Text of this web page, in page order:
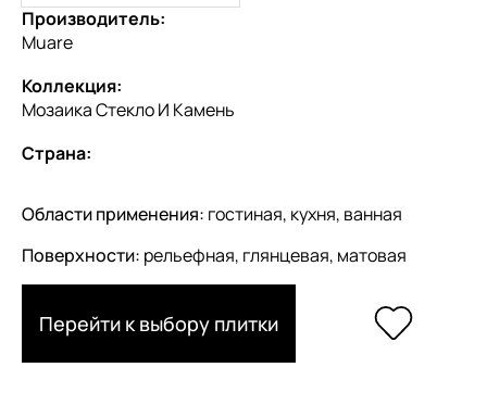
Производитель:
Muare
Коллекция:
Мозаика Стекло И Камень
Страна:
Области применения: гостиная, кухня, ванная
Поверхности: рельефная, глянцевая, матовая
Перейти к выбору плитки